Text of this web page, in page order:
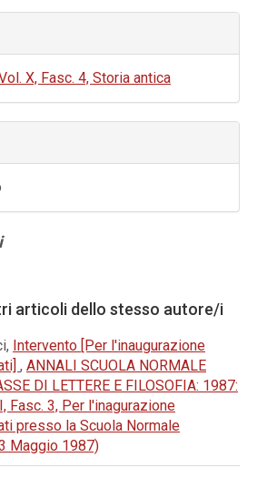
X, Fasc. 4, Storia antica
articoli dello stesso autore/i
Intervento [Per l'inaugurazione
, ANNALI SCUOLA NORMALE
DI LETTERE E FILOSOFIA: 1987:
Fasc. 3, Per l'inagurazione
presso la Scuola Normale
Maggio 1987)